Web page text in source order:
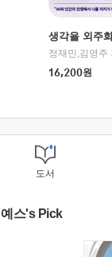
생각을 외주
정재민,김영주
16,200원
도서
예스's Pick